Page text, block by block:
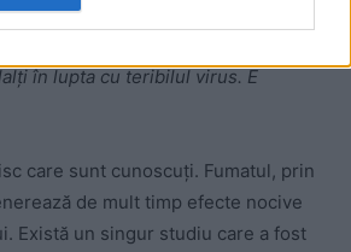
în lupta cu teribilul virus. E
care sunt cunoscuți. Fumatul, prin
de mult timp efecte nocive
Există un singur studiu care a fost